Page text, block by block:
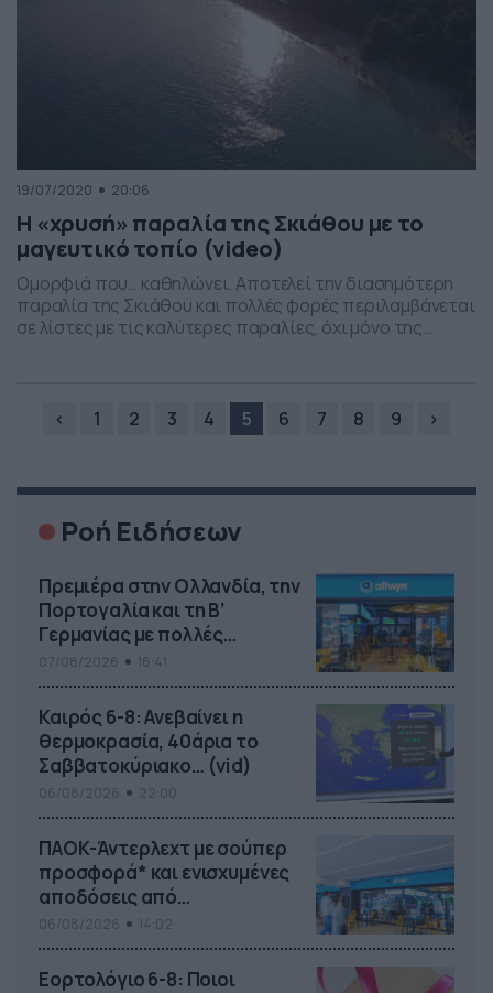
19/07/2020 20:06
Η «χρυσή» παραλία της Σκιάθου με το
μαγευτικό τοπίο (video)
Ομορφιά που… καθηλώνει. Αποτελεί την διασημότερη
παραλία της Σκιάθου και πολλές φορές περιλαμβάνεται
σε λίστες με τις καλύτερες παραλίες, όχι μόνο της
Κουκουναριές. Το τοπίο είναι μαγικό, καθώς η «χρυσή»
‹ 1 2 3 4 5 6 7 8 9 ›
Ροή Ειδήσεων
Πρεμιέρα στην Ολλανδία, την
Πορτογαλία και τη Β’
Γερμανίας με πολλές
στοιχηματικές επιλογές από
το ΠΑΜΕ ΣΤΟΙΧΗΜΑ
Καιρός 6-8: Ανεβαίνει η
θερμοκρασία, 40άρια το
Σαββατοκύριακο… (vid)
ΠΑΟΚ-Άντερλεχτ με σούπερ
προσφορά* και ενισχυμένες
αποδόσεις από
το Pamestoixima.gr
Εορτολόγιο 6-8: Ποιοι